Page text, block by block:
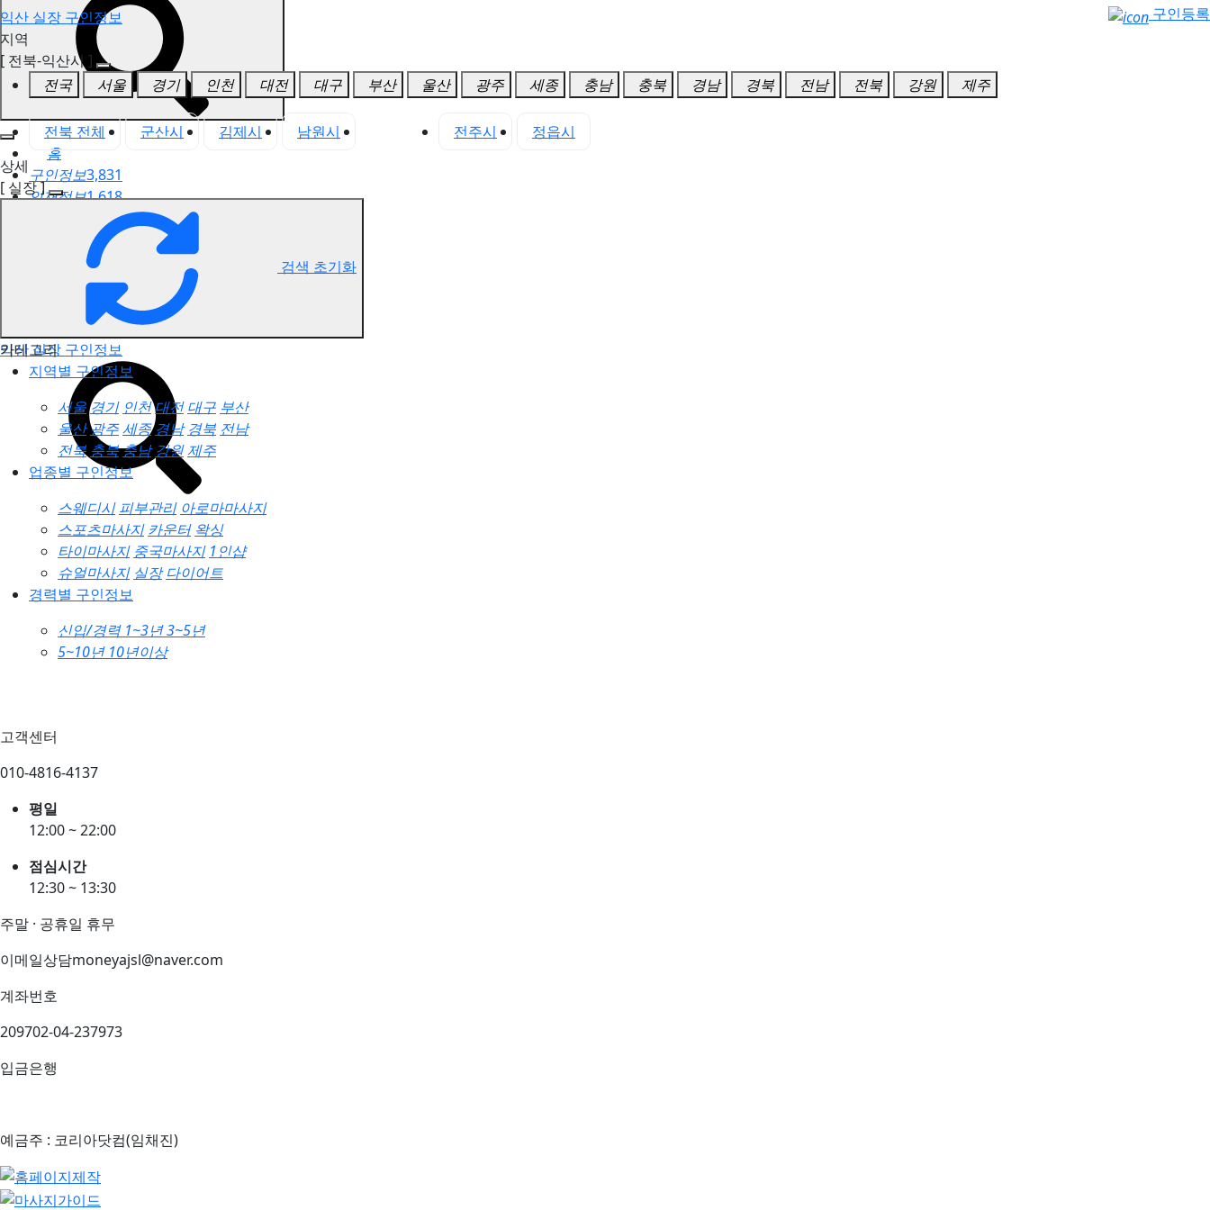
홈
구인정보3,831
인재정보1,618
고객센터
전국업체정보
마사지가이드
업체 서비스 관리
익산 실장 구인정보
익산 실장 구인정보
구인등록
지역
[ 전북-익산시 ]
전국
서울 경기 인천 대전 대구 부산 울산 광주 세종 충남 충북 경남 경북 전남 전북 강원 제주
전북 전체 군산시 김제시 남원시 전주시
정읍시
상세
[ 실장 ]
검색 초기화
카테고리
지역별 구인정보
서울경기 인천대전 대구 부산
울산광주세종경남 경북 전남
전북 충북충남 강원제주
업종별 구인정보
스웨디시 피부관리 아로마마사지
스포츠마사지 카운터 왁싱
타이마사지 중국마사지 1인샵
슈얼마사지 실장 다이어트
경력별 구인정보
신입/경력 1~3년3~5년
5~10년 10년이상
고객센터
010-4816-4137
평일
12:00 ~ 22:00
점심시간
12:30 ~ 13:30
주말 · 공휴일 휴무
이메일상담moneyajsl@naver.com
계좌번호
209702-04-237973
입금은행
예금주 : 코리아닷컴(임채진)